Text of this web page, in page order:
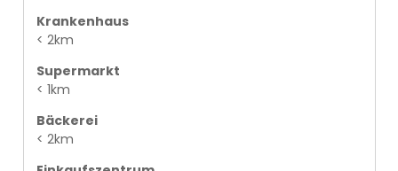
Krankenhaus
< 2km
Supermarkt
< 1km
Bäckerei
< 2km